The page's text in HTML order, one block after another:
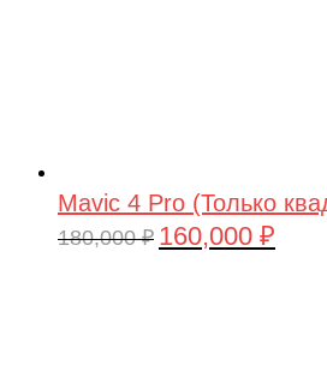
Mavic 4 Pro (Только
180,000₽ Первоначальная
160,000 ₽